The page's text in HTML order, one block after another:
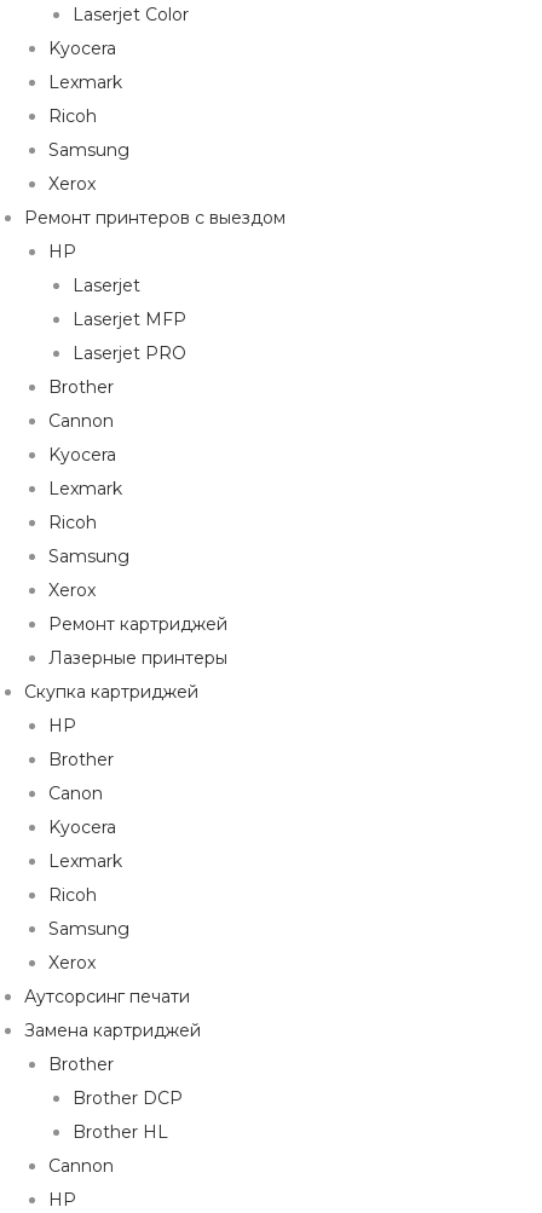
Laserjet Color
Kyocera
Lexmark
Ricoh
Samsung
Xerox
Ремонт принтеров с выездом
HP
Laserjet
Laserjet MFP
Laserjet PRO
Brother
Cannon
Kyocera
Lexmark
Ricoh
Samsung
Xerox
Ремонт картриджей
Лазерные принтеры
Скупка картриджей
HP
Brother
Canon
Kyocera
Lexmark
Ricoh
Samsung
Xerox
Аутсорсинг печати
Замена картриджей
Brother
Brother DCP
Brother HL
Cannon
HP